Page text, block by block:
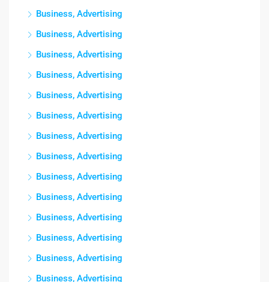
Business, Advertising
Business, Advertising
Business, Advertising
Business, Advertising
Business, Advertising
Business, Advertising
Business, Advertising
Business, Advertising
Business, Advertising
Business, Advertising
Business, Advertising
Business, Advertising
Business, Advertising
Business, Advertising